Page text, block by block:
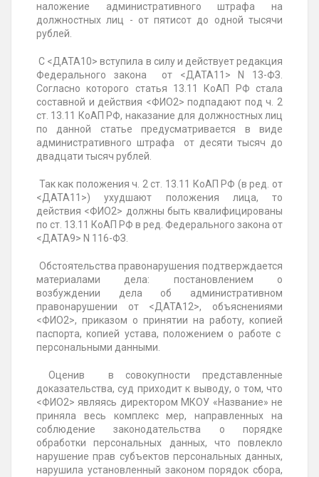
наложение административного штрафа на
должностных лиц - от пятисот до одной тысячи
рублей.
С <ДАТА10> вступила в силу и действует редакция
Федерального закона от <ДАТА11> N 13-ФЗ.
Согласно которого статья 13.11 КоАП РФ стала
составной и действия <ФИО2> подпадают под ч. 2
ст. 13.11 КоАП РФ, наказание для должностных лиц
по данной статье предусматривается в виде
административного штрафа от десяти тысяч до
двадцати тысяч рублей.
Так как положения ч. 2 ст. 13.11 КоАП РФ (в ред. от
<ДАТА11>) ухудшают положения лица, то
действия <ФИО2> должны быть квалифицированы
по ст. 13.11 КоАП РФ в ред. Федерального закона от
<ДАТА9> N 116-ФЗ.
Обстоятельства правонарушения подтверждается
материалами дела: постановлением о
возбуждении дела об административном
правонарушении от <ДАТА12>, объяснениями
<ФИО2>, приказом о принятии на работу, копией
паспорта, копией устава, положением о работе с
персональными данными.
Оценив в совокупности представленные
доказательства, суд приходит к выводу, о том, что
<ФИО2> являясь директором МКОУ «Название» не
приняла весь комплекс мер, направленных на
соблюдение законодательства о порядке
обработки персональных данных, что повлекло
нарушение прав субъектов персональных данных,
нарушила установленный законом порядок сбора,